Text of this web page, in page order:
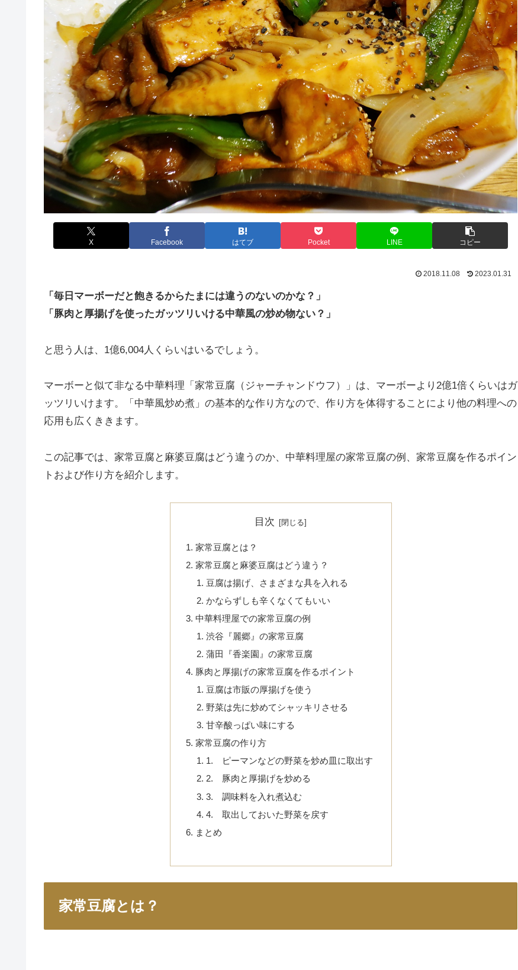
X Facebook はてブ Pocket LINE コピー
2018.11.08 2023.01.31
「毎日マーボーだと飽きるからたまには違うのないのかな？」
「豚肉と厚揚げを使ったガッツリいける中華風の炒め物ない？」
と思う人は、1億6,004人くらいはいるでしょう。
マーボーと似て非なる中華料理「家常豆腐（ジャーチャンドウフ）」は、マーボーより2億1倍くらいはガ
ッツリいけます。「中華風炒め煮」の基本的な作り方なので、作り方を体得することにより他の料理への
応用も広くききます。
この記事では、家常豆腐と麻婆豆腐はどう違うのか、中華料理屋の家常豆腐の例、家常豆腐を作るポイン
トおよび作り方を紹介します。
目次
家常豆腐とは？
家常豆腐と麻婆豆腐はどう違う？
豆腐は揚げ、さまざまな具を入れる
かならずしも辛くなくてもいい
中華料理屋での家常豆腐の例
渋谷『麗郷』の家常豆腐
蒲田『香楽園』の家常豆腐
豚肉と厚揚げの家常豆腐を作るポイント
豆腐は市販の厚揚げを使う
野菜は先に炒めてシャッキリさせる
甘辛酸っぱい味にする
家常豆腐の作り方
1. ピーマンなどの野菜を炒め皿に取出す
2. 豚肉と厚揚げを炒める
3. 調味料を入れ煮込む
4. 取出しておいた野菜を戻す
まとめ
家常豆腐とは？